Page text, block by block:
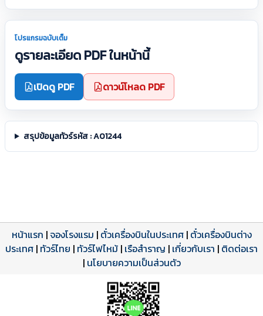
โปรแกรมฉบับเต็ม
ดูรายละเอียด PDF ในหน้านี้
เปิดดู PDF ดาวน์โหลด PDF
สรุปข้อมูลทัวร์รหัส : A01244
โปรแกรมทัวร์
ดาวน์โหลด PDF
รีวิวลูกค้าจริง
รีวิวจาก eTravelWay
เปิดหน้าเต็ม
ใบอนุญาตนำเที่ยว
เลขที่ 11/11450
เปิดหน้าเต็ม
หน้าแรก |จองโรงแรม | ตั๋วเครื่องบินในประเทศ| ตั๋วเครื่องบินต่าง
ประเทศ | ทัวร์ไทย | ทัวร์ไฟไหม้ | เรือสำราญ | เกี่ยวกับเรา | ติดต่อเรา
| นโยบายความเป็นส่วนตัว